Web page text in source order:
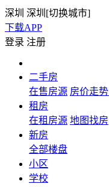
深圳 深圳[切换城市]
下载APP
登录 注册
二手房
在售房源 房价走势
租房
在租房源 地图找房
新房
全部楼盘
小区
学校